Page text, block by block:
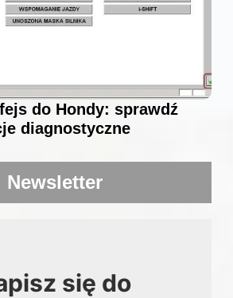
do Hondy: sprawdź
diagnostyczne
Newsletter
się do